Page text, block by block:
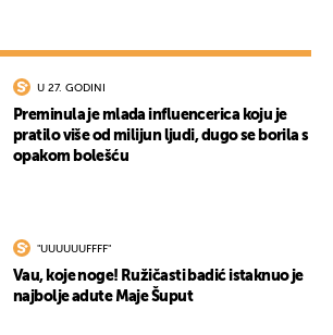
U 27. GODINI
Preminula je mlada influencerica koju je
pratilo više od milijun ljudi, dugo se borila s
opakom bolešću
"UUUUUUFFFF"
Vau, koje noge! Ružičasti badić istaknuo je
najbolje adute Maje Šuput